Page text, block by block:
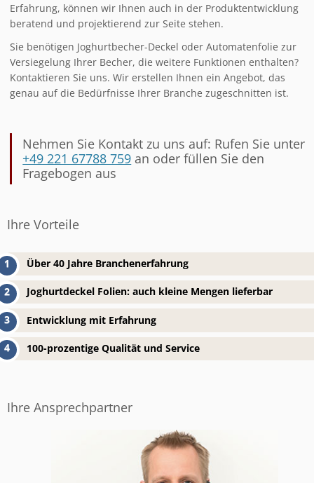
Erfahrung, können wir Ihnen auch in der Produktentwicklung
beratend und projektierend zur Seite stehen.
Sie benötigen Joghurtbecher-Deckel oder Automatenfolie zur
Versiegelung Ihrer Becher, die weitere Funktionen enthalten?
Kontaktieren Sie uns. Wir erstellen Ihnen ein Angebot, das
genau auf die Bedürfnisse Ihrer Branche zugeschnitten ist.
Nehmen Sie Kontakt zu uns auf: Rufen Sie unter
+49 221 67788 759 an oder füllen Sie den
Fragebogen aus
Ihre Vorteile
Über 40 Jahre Branchenerfahrung
Joghurtdeckel Folien: auch kleine Mengen lieferbar
Entwicklung mit Erfahrung
100-prozentige Qualität und Service
Ihre Ansprechpartner